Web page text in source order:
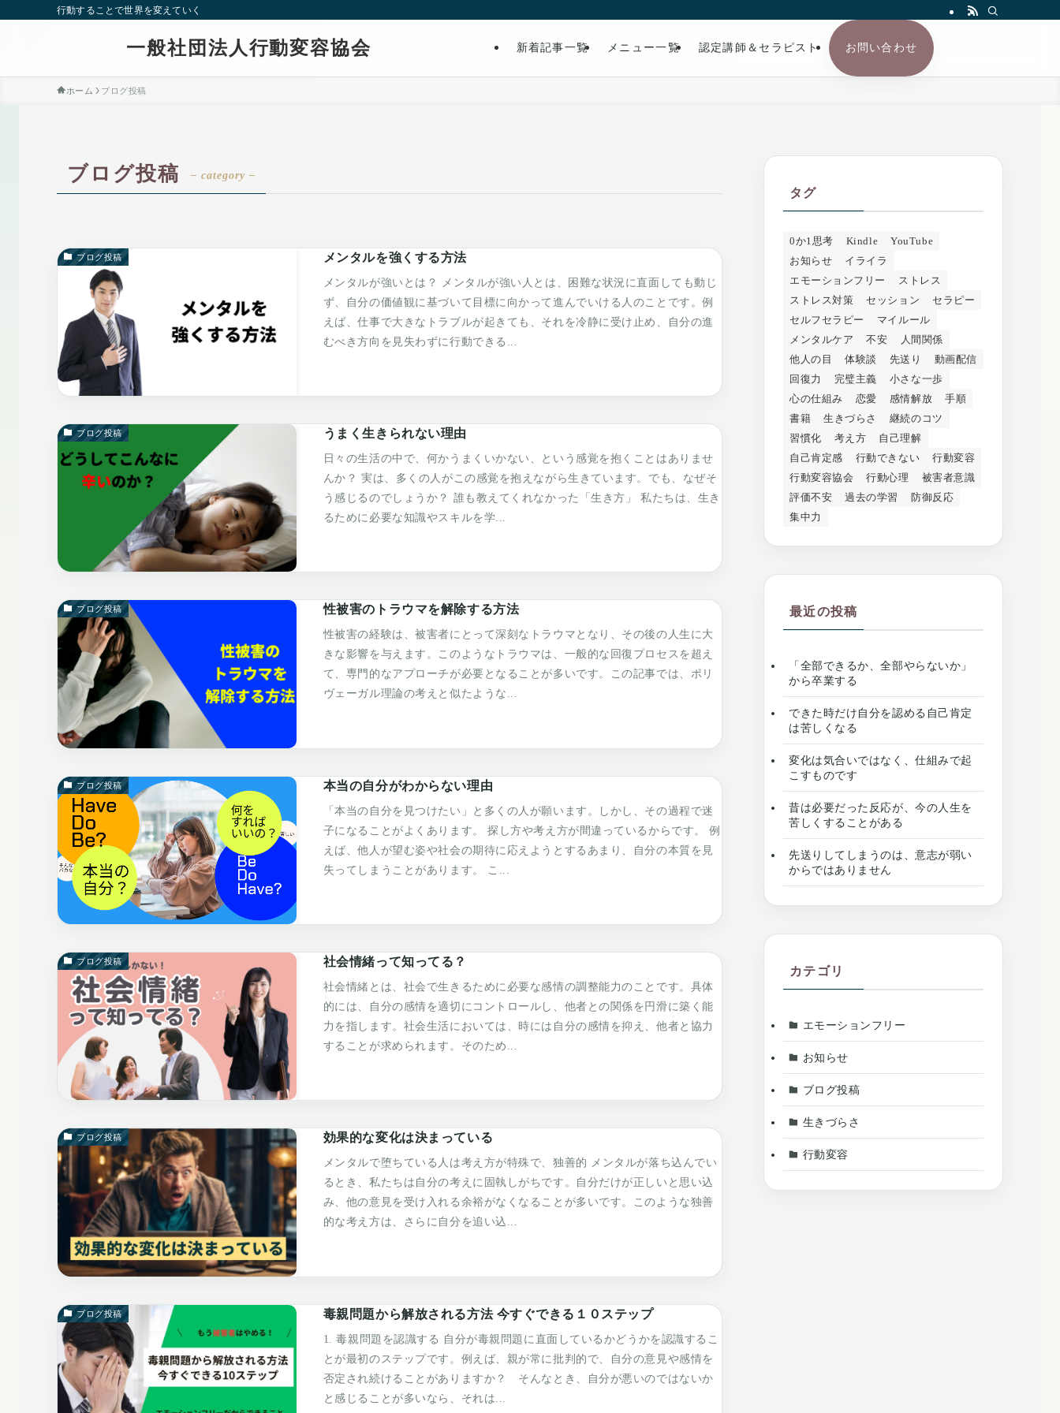
行動することで世界を変えていく
一般社団法人行動変容協会 新着記事一覧 メニュー一覧 認定講師＆セラピスト お問い合わせ
ホーム ブログ投稿
ブログ投稿 – category –
ブログ投稿 メンタルを強くする方法
メンタルが強いとは？ メンタルが強い人とは、困難な状況に直面しても動じ
ず、自分の価値観に基づいて目標に向かって進んでいける人のことです。例
えば、仕事で大きなトラブルが起きても、それを冷静に受け止め、自分の進
むべき方向を見失わずに行動できる...
ブログ投稿 うまく生きられない理由
日々の生活の中で、何かうまくいかない、という感覚を抱くことはありませ
んか？ 実は、多くの人がこの感覚を抱えながら生きています。でも、なぜそ
う感じるのでしょうか？ 誰も教えてくれなかった「生き方」 私たちは、生き
るために必要な知識やスキルを学...
ブログ投稿 性被害のトラウマを解除する方法
性被害の経験は、被害者にとって深刻なトラウマとなり、その後の人生に大
きな影響を与えます。このようなトラウマは、一般的な回復プロセスを超え
て、専門的なアプローチが必要となることが多いです。この記事では、ポリ
ヴェーガル理論の考えと似たような...
ブログ投稿 本当の自分がわからない理由
「本当の自分を見つけたい」と多くの人が願います。しかし、その過程で迷
子になることがよくあります。 探し方や考え方が間違っているからです。 例
えば、他人が望む姿や社会の期待に応えようとするあまり、自分の本質を見
失ってしまうことがあります。 こ...
ブログ投稿 社会情緒って知ってる？
社会情緒とは、社会で生きるために必要な感情の調整能力のことです。具体
的には、自分の感情を適切にコントロールし、他者との関係を円滑に築く能
力を指します。社会生活においては、時には自分の感情を抑え、他者と協力
することが求められます。そのため...
ブログ投稿 効果的な変化は決まっている
メンタルで堕ちている人は考え方が特殊で、独善的 メンタルが落ち込んでい
るとき、私たちは自分の考えに固執しがちです。自分だけが正しいと思い込
み、他の意見を受け入れる余裕がなくなることが多いです。このような独善
的な考え方は、さらに自分を追い込...
ブログ投稿 毒親問題から解放される方法 今すぐできる１０ステップ
1. 毒親問題を認識する 自分が毒親問題に直面しているかどうかを認識するこ
とが最初のステップです。例えば、親が常に批判的で、自分の意見や感情を
否定され続けることがありますか？ そんなとき、自分が悪いのではないか
と感じることが多いなら、それは...
タグ
0か1思考 Kindle
YouTube
お知らせ
イライラ
エモーションフリー
ストレス
ストレス対策
セッション
セラピー
セルフセラピー
マイルール
メンタルケア
不安
人間関係
他人の目
体験談 先送り
動画配信
回復力
完璧主義
小さな一歩
心の仕組み
恋愛 感情解放
手順
書籍
生きづらさ
継続のコツ
習慣化
考え方
自己理解
自己肯定感
行動できない
行動変容
行動変容協会
行動心理
被害者意識
評価不安
過去の学習
防御反応
集中力
最近の投稿
「全部できるか、全部やらないか」
から卒業する
できた時だけ自分を認める自己肯定
は苦しくなる
変化は気合いではなく、仕組みで起
こすものです
昔は必要だった反応が、今の人生を
苦しくすることがある
先送りしてしまうのは、意志が弱い
からではありません
カテゴリ
エモーションフリー
お知らせ
ブログ投稿
生きづらさ
行動変容